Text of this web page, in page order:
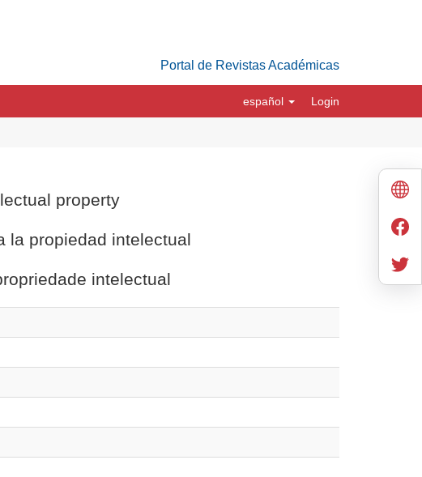
Portal de Revistas Académicas
español Login
property
la propiedad intelectual
intelectual